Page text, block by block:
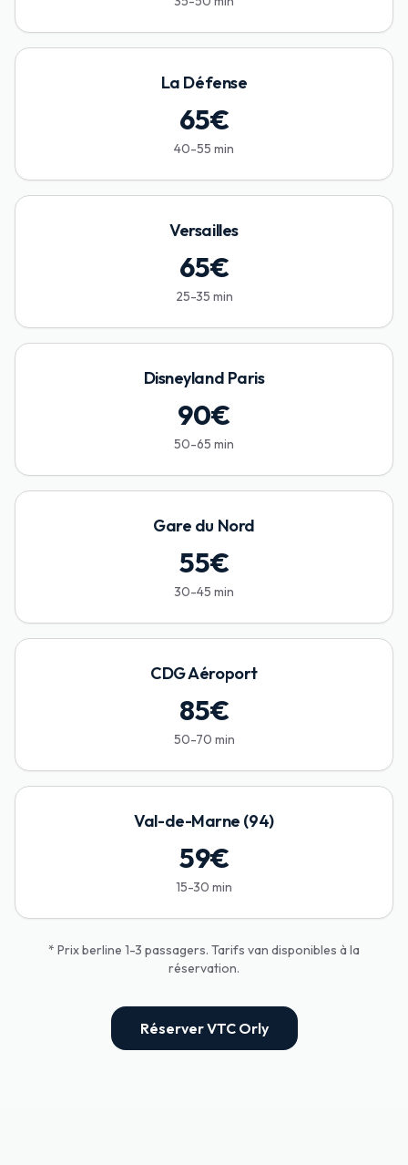
La Défense
65€
40-55 min
Versailles
65€
25-35 min
Disneyland Paris
90€
50-65 min
Gare du Nord
55€
30-45 min
CDG Aéroport
85€
50-70 min
Val-de-Marne (94)
59€
15-30 min
* Prix berline 1-3 passagers. Tarifs van disponibles à la
réservation.
Réserver VTC Orly